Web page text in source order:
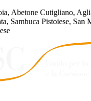
Abetone Cutigliano,
Sambuca Pistoiese, San